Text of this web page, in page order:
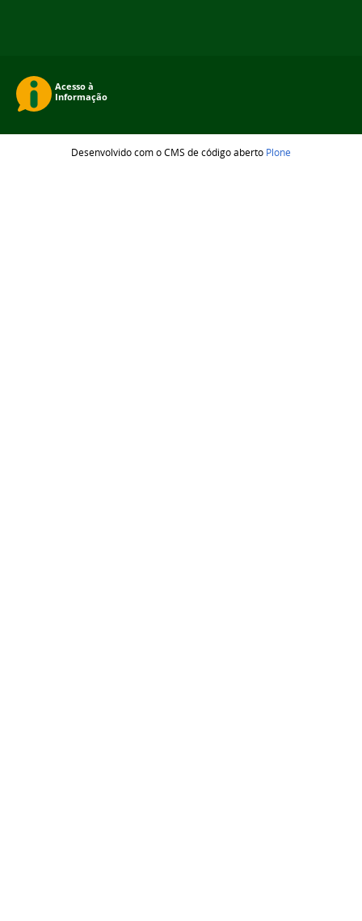
Desenvolvido com o CMS de código aberto Plone